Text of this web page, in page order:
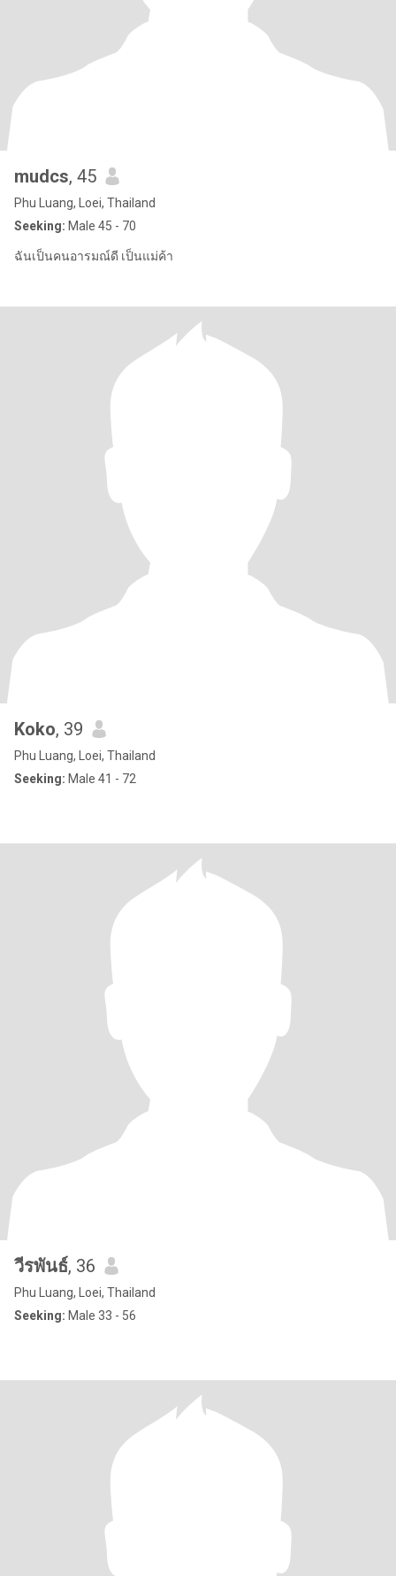
mudcs, 45
Phu Luang, Loei, Thailand
Seeking: Male 45 - 70
ฉันเป็นคนอารมณ์ดี เป็นแม่ค้า
Koko, 39
Phu Luang, Loei, Thailand
Seeking: Male 41 - 72
วีรพันธ์, 36
Phu Luang, Loei, Thailand
Seeking: Male 33 - 56